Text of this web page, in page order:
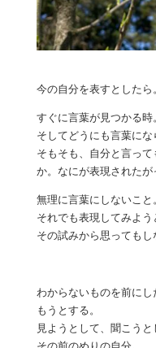
今の自分を表すとしたら。
すぐに言葉が見つかる時。
そしてどうにも言葉にな
そもそも、自分と言っ
か。なにが表現されたが
無理に言葉にしないこと。
それでも表現してみよう
その試みから思ってもし
わからないものを前に
もうとする。
見ようとして、聞こうと